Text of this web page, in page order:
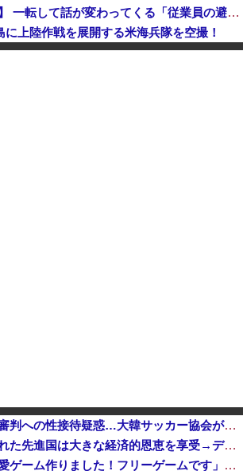
【イオンモール熊本】 一転して話が変わってくる「従業員の避難誘導の証言が複数」イオン側が社内規定に抵触していた疑い
に上陸作戦を展開する米海兵隊を空撮！
【画像】 農家ワイが作ったタマネギ、お前らの想像する1.5倍はデカいぞ
【今はやってない】審判への性接待疑惑…大韓サッカー協会が声明「現在は一切発生していない」
移民を大量に受け入れた先進国は大きな経済的恩恵を享受→データでもはっきり日本一人負け示される [8/8]
「ソウルライクの恋愛ゲーム作りました！フリーゲームです」→女の子と会話して「弱攻撃」「強攻撃」「パリィ」「ローリング」を選ぶガチでダークソウルな...